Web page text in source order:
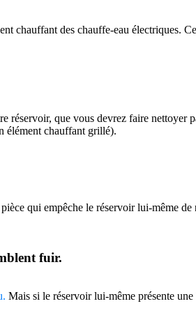
chauffant des chauffe-eau électriques.
réservoir, que vous devrez faire nettoyer
élément chauffant grillé).
qui empêche le réservoir lui-même
fuir.
Mais si le réservoir lui-même présente